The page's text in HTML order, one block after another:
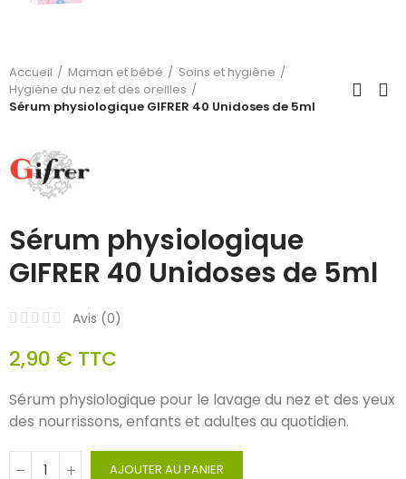
Accueil Maman et bébé
Soins et hygiène
Hygiène du nez et des oreilles
Sérum physiologique GIFRER 40 Unidoses de 5ml
Sérum physiologique
GIFRER 40 Unidoses de 5ml
Avis (0)
2,90 € TTC
Sérum physiologique pour le lavage du nez et des yeux
des nourrissons, enfants et adultes au quotidien.
AJOUTER AU PANIER